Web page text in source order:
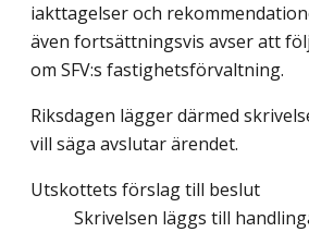
iakttagelser och
även fortsättningsvis avser att
om SFV:s fastighetsförvaltning.
Riksdagen lägger därmed
vill säga avslutar ärendet.
Utskottets förslag till beslut
Skrivelsen läggs till